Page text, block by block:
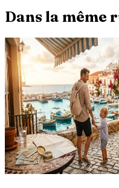
Dans la même